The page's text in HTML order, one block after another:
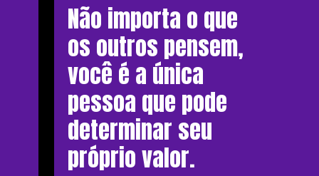
Não importa o que
os outros pensem,
você é a única
pessoa que pode
determinar seu
próprio valor.